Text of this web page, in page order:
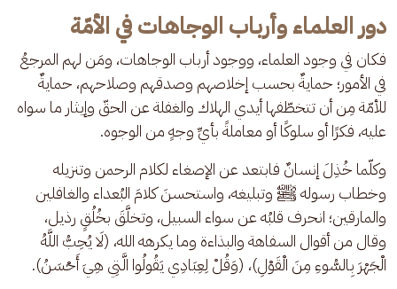
دور العلماء وأرباب الوجاهات في الأمّة
فكان في وجود العلماء، ووجود أرباب الوجاهات، ومَن لهم المرجعُ
في الأمور؛ حمايةٌ بحسب إخلاصهم وصدقهم وصلاحهم، حمايةٌ
للأمّة مِن أن تتخطّفها أيدي الهلاك والغفلة عن الحقّ وإيثار ما سواه
عليه، فكرًا أو سلوكًا أو معاملةً بأيِّ وجهٍ من الوجوه.
وكلّما خُذِلَ إنسانٌ فابتعد عن الإصغاء لكلام الرحمن وتنزيله
وخطاب رسوله ﷺ وتبليغه، واستحسنَ كلامَ البُعداء والغافلين
والمارقين؛ انحرف قلبُه عن سواء السبيل، وتخلَّقَ بخُلُقٍ رذيل،
وقال من أقوال السفاهة والبذاءة وما يكرهه الله، (لَا يُحِبُّ اللَّهُ
الْجَهْرَ بِالسُّوءِ مِنَ الْقَوْلِ)، (وَقُلْ لِعِبَادِي يَقُولُوا الَّتِي هِيَ أَحْسَنُ).